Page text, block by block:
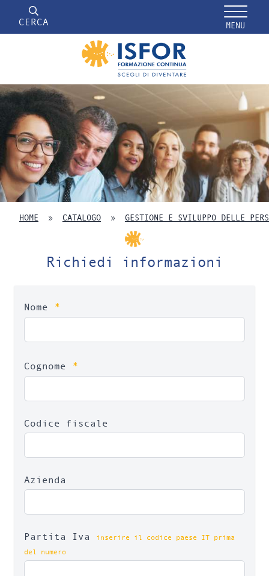
CERCA MENU
HOME » CATALOGO » GESTIONE E SVILUPPO DELLE
Richiedi informazioni
Nome *
Cognome *
Codice fiscale
Azienda
Partita Iva
inserire il codice paese IT prima
del numero